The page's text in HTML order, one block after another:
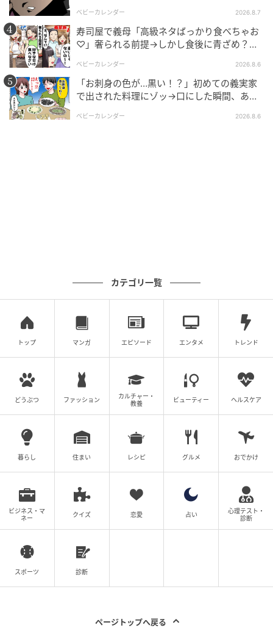
ベビーカレンダー 2026.8.7
寿司屋で義母「高級ネタばっかり食べちゃお
♡」奢られる前提→しかし食後に青ざめ？通
ベビーカレンダー 2026.8.6
「お刺身の色が…黒い！？」初めての義実家
で出された料理にゾッ→口にした瞬間、あ
ベビーカレンダー 2026.8.6
カテゴリ一覧
トップ マンガ エピソード エンタメ トレンド
どうぶつ ファッション
カルチャー・
教養
ビューティー ヘルスケア
暮らし 住まい レシピ グルメ おでかけ
ビジネス・マ
ネー
クイズ 恋愛 占い
心理テスト・
診断
スポーツ 診断
ページトップへ戻る